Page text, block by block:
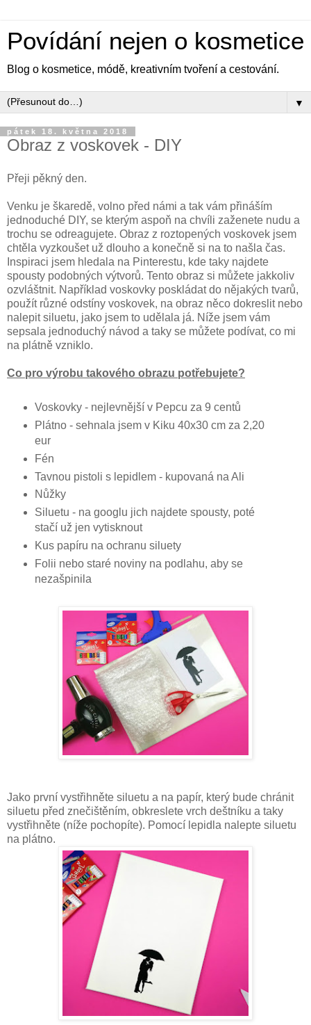
Povídání nejen o kosmetice
Blog o kosmetice, módě, kreativním tvoření a cestování.
▼
pátek 18. května 2018
Obraz z voskovek - DIY
Přeji pěkný den.
Venku je škaredě, volno před námi a tak vám přináším
jednoduché DIY, se kterým aspoň na chvíli zaženete nudu a
trochu se odreagujete. Obraz z roztopených voskovek jsem
chtěla vyzkoušet už dlouho a konečně si na to našla čas.
Inspiraci jsem hledala na Pinterestu, kde taky najdete
spousty podobných výtvorů. Tento obraz si můžete jakkoliv
ozvláštnit. Například voskovky poskládat do nějakých tvarů,
použít různé odstíny voskovek, na obraz něco dokreslit nebo
nalepit siluetu, jako jsem to udělala já. Níže jsem vám
sepsala jednoduchý návod a taky se můžete podívat, co mi
na plátně vzniklo.
Co pro výrobu takového obrazu potřebujete?
Voskovky - nejlevnější v Pepcu za 9 centů
Plátno - sehnala jsem v Kiku 40x30 cm za 2,20
eur
Fén
Tavnou pistoli s lepidlem - kupovaná na Ali
Nůžky
Siluetu - na googlu jich najdete spousty, poté
stačí už jen vytisknout
Kus papíru na ochranu siluety
Folii nebo staré noviny na podlahu, aby se
nezašpinila
Jako první vystřihněte siluetu a na papír, který bude chránit
siluetu před znečištěním, obkreslete vrch deštníku a taky
vystřihněte (níže pochopíte). Pomocí lepidla nalepte siluetu
na plátno.